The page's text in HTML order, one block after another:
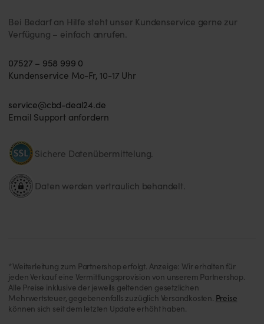
Bei Bedarf an Hilfe steht unser Kundenservice gerne zur
Verfügung – einfach anrufen.
07527 – 958 999 0
Kundenservice Mo-Fr, 10-17 Uhr
service@cbd-deal24.de
Email Support anfordern
Sichere Datenübermittelung.
Daten werden vertraulich behandelt.
*Weiterleitung zum Partnershop erfolgt. Anzeige: Wir erhalten für
jeden Verkauf eine Vermittlungsprovision von unserem Partnershop.
Alle Preise inklusive der jeweils geltenden gesetzlichen
Mehrwertsteuer, gegebenenfalls zuzüglich Versandkosten. Preise
können sich seit dem letzten Update erhöht haben.